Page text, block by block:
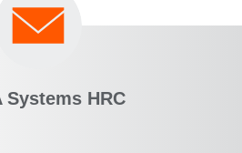
Systems HRC